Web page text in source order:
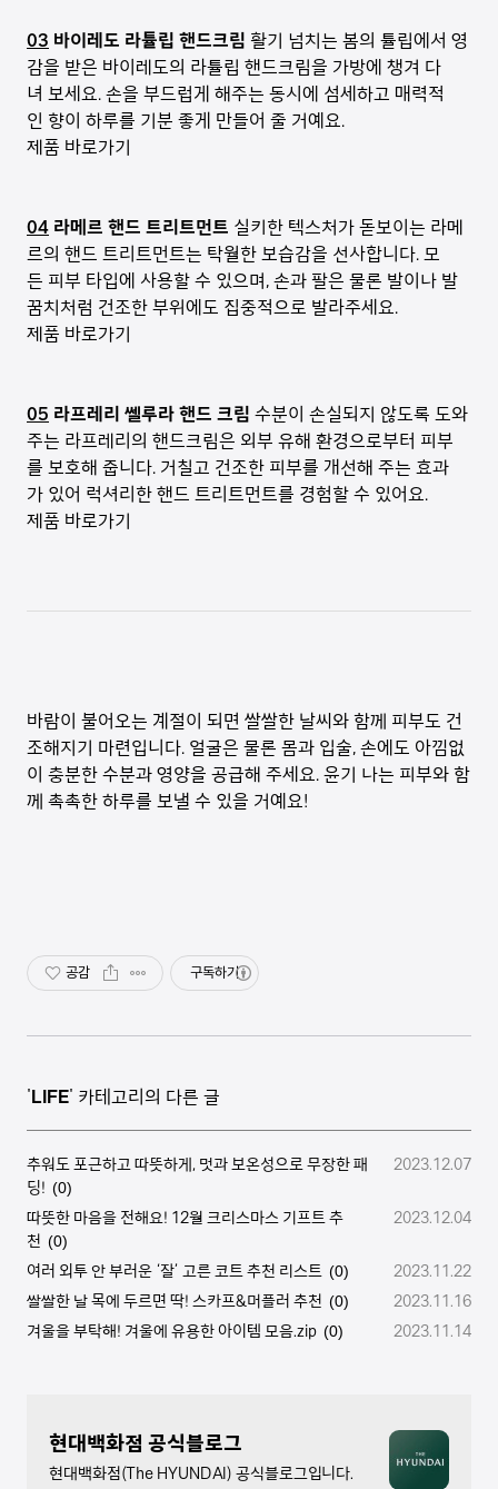
03 바이레도 라튤립 핸드크림 활기 넘치는 봄의 튤립에서 영
감을 받은 바이레도의 라튤립 핸드크림을 가방에 챙겨 다
녀 보세요. 손을 부드럽게 해주는 동시에 섬세하고 매력적
인 향이 하루를 기분 좋게 만들어 줄 거예요.
제품 바로가기
04 라메르 핸드 트리트먼트 실키한 텍스처가 돋보이는 라메
르의 핸드 트리트먼트는 탁월한 보습감을 선사합니다. 모
든 피부 타입에 사용할 수 있으며, 손과 팔은 물론 발이나 발
꿈치처럼 건조한 부위에도 집중적으로 발라주세요.
제품 바로가기
05 라프레리 쎌루라 핸드 크림 수분이 손실되지 않도록 도와
주는 라프레리의 핸드크림은 외부 유해 환경으로부터 피부
를 보호해 줍니다. 거칠고 건조한 피부를 개선해 주는 효과
가 있어 럭셔리한 핸드 트리트먼트를 경험할 수 있어요.
제품 바로가기
바람이 불어오는 계절이 되면 쌀쌀한 날씨와 함께 피부도 건
조해지기 마련입니다. 얼굴은 물론 몸과 입술, 손에도 아낌없
이 충분한 수분과 영양을 공급해 주세요. 윤기 나는 피부와 함
께 촉촉한 하루를 보낼 수 있을 거예요!
공감 구독하기
'LIFE' 카테고리의 다른 글
추워도 포근하고 따뜻하게, 멋과 보온성으로 무장한 패
딩! (0)
2023.12.07
따뜻한 마음을 전해요! 12월 크리스마스 기프트 추
천 (0)
2023.12.04
여러 외투 안 부러운 ‘잘’ 고른 코트 추천 리스트 (0)
2023.11.22
쌀쌀한 날 목에 두르면 딱! 스카프&머플러 추천 (0)
2023.11.16
겨울을 부탁해! 겨울에 유용한 아이템 모음.zip (0) 2023.11.14
현대백화점 공식블로그
현대백화점(The HYUNDAI) 공식블로그입니다.